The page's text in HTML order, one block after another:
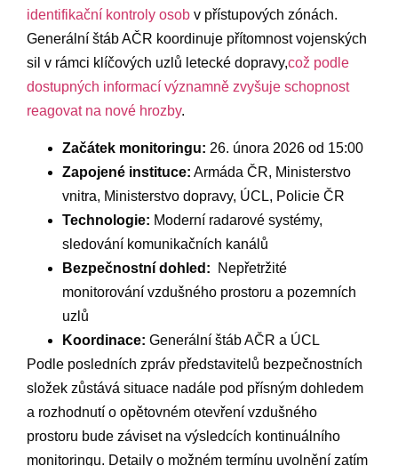
identifikační ‌kontroly osob ⁢v přístupových zónách.
Generální štáb AČR ‍koordinuje‍ přítomnost vojenských
sil v ‌rámci klíčových uzlů letecké⁣ dopravy,což podle
dostupných ​informací významně zvyšuje⁤ schopnost
reagovat na ⁣nové hrozby.
Začátek monitoringu: 26. ⁢února‌ 2026 od 15:00
Zapojené ⁣instituce: Armáda ČR, ‍Ministerstvo
vnitra, Ministerstvo dopravy,‌ ÚCL, ⁣Policie ČR
Technologie: Moderní ⁤radarové systémy,
sledování komunikačních kanálů
Bezpečnostní dohled: ‌ Nepřetržité
monitorování vzdušného ⁢prostoru a pozemních⁢
uzlů
Koordinace: Generální štáb AČR a ÚCL
Podle posledních zpráv představitelů bezpečnostních
složek zůstává situace nadále ⁤pod přísným dohledem⁣
a‌ rozhodnutí ⁣o⁤ opětovném otevření vzdušného
prostoru bude záviset na výsledcích ​kontinuálního
monitoringu. Detaily o možném termínu uvolnění zatím